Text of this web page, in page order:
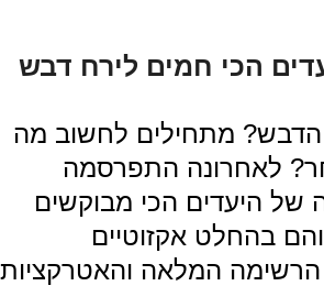
הכי חמים לירח דבש
הדבש? מתחילים לחשוב מה
לאחרונה התפרסמה
היעדים הכי מבוקשים
בהחלט אקזוטיים
הרשימה המלאה והאטרקציות